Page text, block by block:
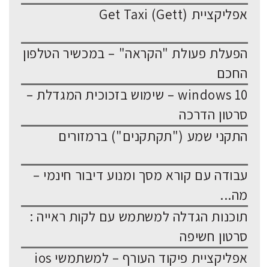
אפליקציית Get Taxi (Gett)
הפעלת פעולת "הקראה" – במכשיר הטלפון
החכם
windows 10 – שימוש בזכוכית המגדלת –
סרטון הדרכה
התקני שמע ("תקתקנים") ברמזורים
עבודה עם קורא מסך ומנוע דיבור חינמי –
מה...
תוכנות הגדלה למשתמש עם לקות ראייה :
סרטון חשיפה
אפליקציית פיקוד העורף – למשתמשי ios